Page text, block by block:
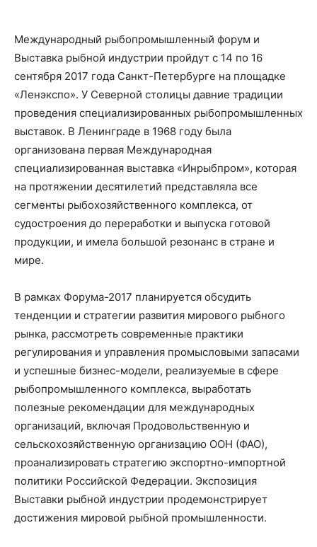
Международный рыбопромышленный форум и
Выставка рыбной индустрии пройдут с 14 по 16
сентября 2017 года Санкт-Петербурге на площадке
«Ленэкспо». У Северной столицы давние традиции
проведения специализированных рыбопромышленных
выставок. В Ленинграде в 1968 году была
организована первая Международная
специализированная выставка «Инрыбпром», которая
на протяжении десятилетий представляла все
сегменты рыбохозяйственного комплекса, от
судостроения до переработки и выпуска готовой
продукции, и имела большой резонанс в стране и
мире.
В рамках Форума-2017 планируется обсудить
тенденции и стратегии развития мирового рыбного
рынка, рассмотреть современные практики
регулирования и управления промысловыми запасами
и успешные бизнес-модели, реализуемые в сфере
рыбопромышленного комплекса, выработать
полезные рекомендации для международных
организаций, включая Продовольственную и
сельскохозяйственную организацию ООН (ФАО),
проанализировать стратегию экспортно-импортной
политики Российской Федерации. Экспозиция
Выставки рыбной индустрии продемонстрирует
достижения мировой рыбной промышленности.